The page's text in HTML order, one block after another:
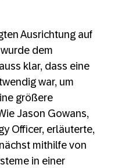
Ausrichtung auf
dem
klar, dass eine
war, um
größere
Jason Gowans,
Officer, erläuterte,
mithilfe von
in einer